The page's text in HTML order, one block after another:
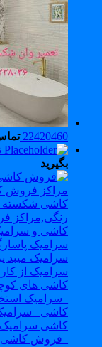
22420460 تماس
بگیرید